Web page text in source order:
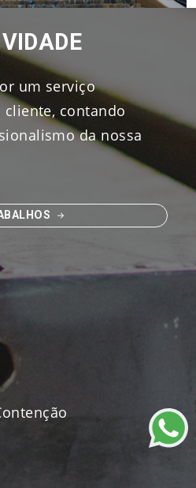
um serviço
cliente, contando
da nossa